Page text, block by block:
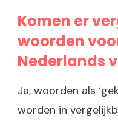
Komen er
woorden
Nederlands
Ja, woorden als
worden in